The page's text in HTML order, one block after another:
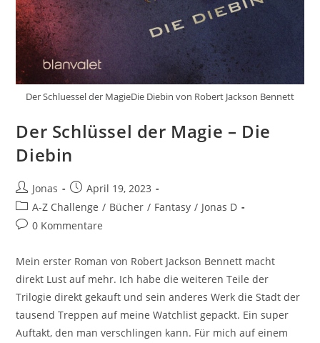
Der Schluessel der MagieDie Diebin von Robert Jackson Bennett
Der Schlüssel der Magie – Die
Diebin
Jonas
April 19, 2023
A-Z Challenge / Bücher / Fantasy / Jonas D
0 Kommentare
Mein erster Roman von Robert Jackson Bennett macht
direkt Lust auf mehr. Ich habe die weiteren Teile der
Trilogie direkt gekauft und sein anderes Werk die Stadt der
tausend Treppen auf meine Watchlist gepackt. Ein super
Auftakt, den man verschlingen kann. Für mich auf einem